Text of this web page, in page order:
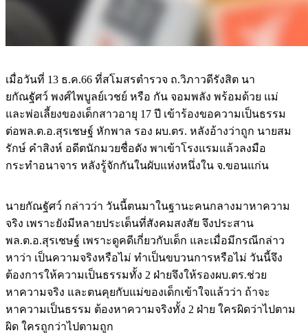
เมื่อวันที่ 13 ธ.ค.66 ที่สโมสรตำรวจ ถ.วิภาวดีรังสิต นา
ยกัณฐัศว์ พงศ์ไพบูลย์เวชย์ หรือ กัน จอมพลัง พร้อมด้วย แม่
และพ่อเลี้ยงของเด็กสาวอายุ 17 ปี เข้าร้องขอความเป็นธรรม
ต่อพล.ต.อ.สุรเชษฐ์ หักพาล รอง ผบ.ตร. หลังอ้างว่าถูก นายสม
รักษ์ คำสิงห์ อดีตนักมวยชื่อดัง พาเข้าโรงแรมแล้วลงมือ
กระทำอนาจาร หลังรู้จักกันในผับแห่งหนึ่งใน จ.ขอนแก่น
นายกัณฐัศว์ กล่าวว่า วันนี้ตนมาในฐานะคนกลางมาหาความ
จริง เพราะยังมีหลายประเด็นที่สังคมสงสัย จึงประสาน
พล.ต.อ.สุรเชษฐ์ เพราะดูคดีเกี่ยวกับเด็ก และเมื่อมีกรณีกล่าว
หาว่า เป็นความจริงหรือไม่ ทำเป็นขบวนการหรือไม่ วันนี้จึง
ต้องการให้ความเป็นธรรมทั้ง 2 ฝ่ายจึงให้รองผบ.ตร.ช่วย
หาความจริง และตนคุยกับแม่ของเด็กเข้าใจแล้วว่า ถ้าจะ
หาความเป็นธรรม ต้องหาความจริงทั้ง 2 ฝ่าย ใครผิดว่าไปตาม
ผิด ใครถูกว่าไปตามถูก